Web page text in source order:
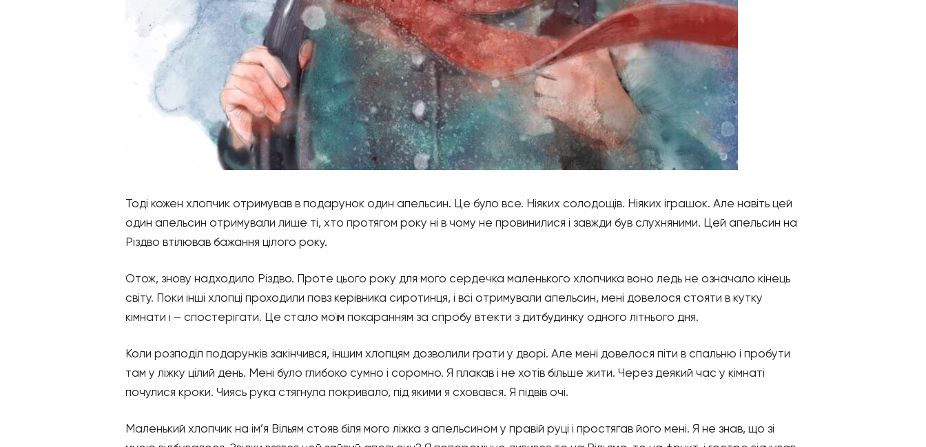
Тоді кожен хлопчик отримував в подарунок один апельсин. Це було все. Ніяких солодощів. Ніяких іграшок. Але навіть цей
один апельсин отримували лише ті, хто протягом року ні в чому не провинилися і завжди був слухняними. Цей апельсин на
Різдво втілював бажання цілого року.
Отож, знову надходило Різдво. Проте цього року для мого сердечка маленького хлопчика воно ледь не означало кінець
світу. Поки інші хлопці проходили повз керівника сиротинця, і всі отримували апельсин, мені довелося стояти в кутку
кімнати і – спостерігати. Це стало моїм покаранням за спробу втекти з дитбудинку одного літнього дня.
Коли розподіл подарунків закінчився, іншим хлопцям дозволили грати у дворі. Але мені довелося піти в спальню і пробути
там у ліжку цілий день. Мені було глибоко сумно і соромно. Я плакав і не хотів більше жити. Через деякий час у кімнаті
почулися кроки. Чиясь рука стягнула покривало, під якими я сховався. Я підвів очі.
Маленький хлопчик на ім’я Вільям стояв біля мого ліжка з апельсином у правій руці і простягав його мені. Я не знав, що зі